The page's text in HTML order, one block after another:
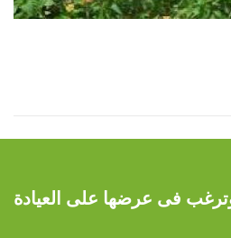
فى عرضها على العيادة